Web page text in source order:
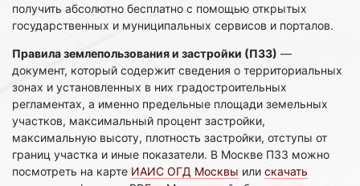
получить абсолютно бесплатно с помощью открытых
государственных и муниципальных сервисов и порталов.
Правила землепользования и застройки (ПЗЗ) —
документ, который содержит сведения о территориальных
зонах и установленных в них градостроительных
регламентах, а именно предельные площади земельных
участков, максимальный процент застройки,
максимальную высоту, плотность застройки, отступы от
границ участка и иные показатели. В Москве ПЗЗ можно
посмотреть на карте ИАИС ОГД Москвы или скачать